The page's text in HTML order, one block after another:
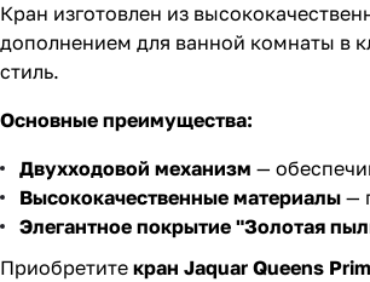
Кран изготовлен из
дополнением для ванной комнаты в
стиль.
Основные преимущества:
Двухходовой механизм —
Высококачественные материалы —
Элегантное покрытие "Золотая
Приобретите кран Jaquar Queens